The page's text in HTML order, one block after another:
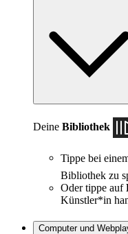
Deine Bibliothek
Tippe bei
Bibliothek zu
Oder tippe auf
Künstler*in
Computer und